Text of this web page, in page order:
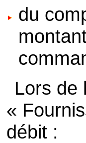
du
Lors de
«
débit :